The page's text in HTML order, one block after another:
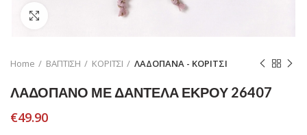
Home ΒΑΠΤΙΣΗ ΚΟΡΙΤΣΙ ΛΑΔΟΠΑΝΑ - ΚΟΡΙΤΣΙ
ΛΑΔΟΠΑΝΟ ΜΕ ΔΑΝΤΕΛΑ ΕΚΡΟΥ 26407
€49.90